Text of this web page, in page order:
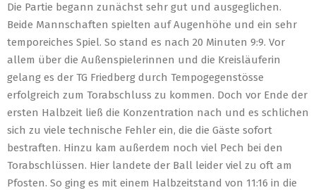
Die Partie begann zunächst sehr gut und ausgeglichen.
Beide Mannschaften spielten auf Augenhöhe und ein sehr
temporeiches Spiel. So stand es nach 20 Minuten 9:9. Vor
allem über die Außenspielerinnen und die Kreisläuferin
gelang es der TG Friedberg durch Tempogegenstösse
erfolgreich zum Torabschluss zu kommen. Doch vor Ende der
ersten Halbzeit ließ die Konzentration nach und es schlichen
sich zu viele technische Fehler ein, die die Gäste sofort
bestraften. Hinzu kam außerdem noch viel Pech bei den
Torabschlüssen. Hier landete der Ball leider viel zu oft am
Pfosten. So ging es mit einem Halbzeitstand von 11:16 in die